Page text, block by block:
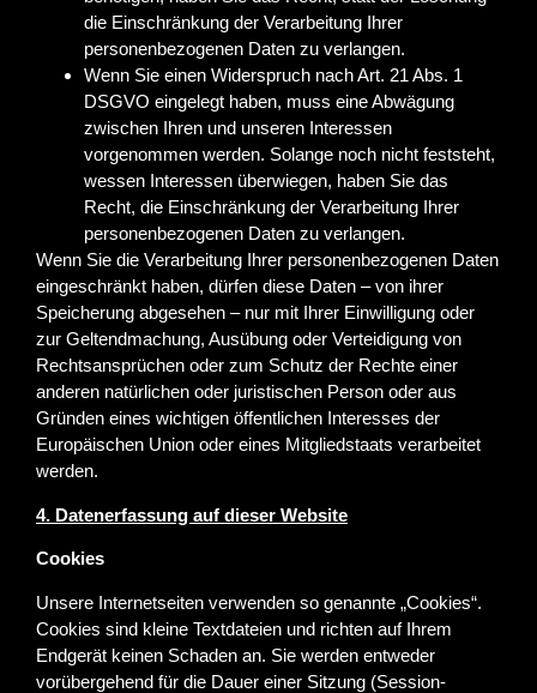
die Einschränkung der Verarbeitung Ihrer
personenbezogenen Daten zu verlangen.
Wenn Sie einen Widerspruch nach Art. 21 Abs. 1
DSGVO eingelegt haben, muss eine Abwägung
zwischen Ihren und unseren Interessen
vorgenommen werden. Solange noch nicht feststeht,
wessen Interessen überwiegen, haben Sie das
Recht, die Einschränkung der Verarbeitung Ihrer
personenbezogenen Daten zu verlangen.
Wenn Sie die Verarbeitung Ihrer personenbezogenen Daten
eingeschränkt haben, dürfen diese Daten – von ihrer
Speicherung abgesehen – nur mit Ihrer Einwilligung oder
zur Geltendmachung, Ausübung oder Verteidigung von
Rechtsansprüchen oder zum Schutz der Rechte einer
anderen natürlichen oder juristischen Person oder aus
Gründen eines wichtigen öffentlichen Interesses der
Europäischen Union oder eines Mitgliedstaats verarbeitet
werden.
4. Datenerfassung auf dieser Website
Cookies
Unsere Internetseiten verwenden so genannte „Cookies“.
Cookies sind kleine Textdateien und richten auf Ihrem
Endgerät keinen Schaden an. Sie werden entweder
vorübergehend für die Dauer einer Sitzung (Session-